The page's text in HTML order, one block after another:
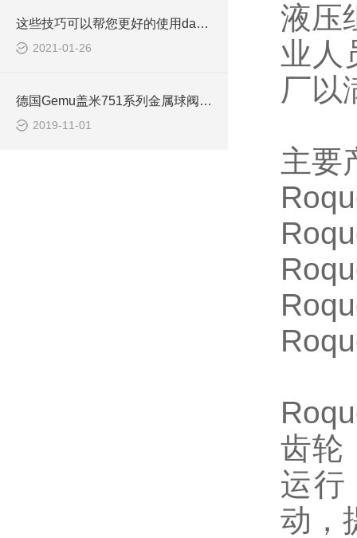
这些技巧可以帮您更好的使用danfoss减速机
2021-01-26
德国Gemu盖米751系列金属球阀技术数据
2019-11-01
液压
业人
厂以
主要
齿轮
运行
动，